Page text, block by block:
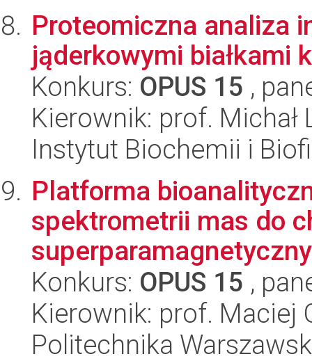
Proteomiczna analiza
jąderkowymi białkami
Konkurs: OPUS 15 ,
Kierownik: prof. Michał
Instytut Biochemii i
Platforma
spektrometrii mas do
Konkurs: OPUS 15 ,
Kierownik: prof. Maciej
Politechnika